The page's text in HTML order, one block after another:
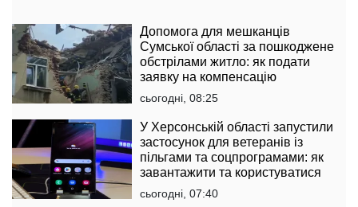
Допомога для мешканців
Сумської області за пошкоджене
обстрілами житло: як подати
заявку на компенсацію
сьогодні, 08:25
У Херсонській області запустили
застосунок для ветеранів із
пільгами та соцпрограмами: як
завантажити та користуватися
сьогодні, 07:40